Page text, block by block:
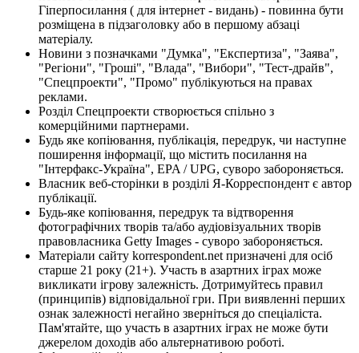
Гіперпосилання ( для інтернет - видань) - повинна бути
розміщена в підзаголовку або в першому абзаці
матеріалу.
Новини з позначками "Думка", "Експертиза", "Заява",
"Регіони", "Гроші", "Влада", "Вибори", "Тест-драйв",
"Спецпроекти", "Промо" публікуються на правах
реклами.
Розділ Спецпроекти створюється спільно з
комерційними партнерами.
Будь яке копіювання, публікація, передрук, чи наступне
поширення інформації, що містить посилання на
"Інтерфакс-Україна", EPA / UPG, суворо забороняється.
Власник веб-сторінки в розділі Я-Корреспондент є автор
публікації.
Будь-яке копіювання, передрук та відтворення
фотографічних творів та/або аудіовізуальних творів
правовласника Getty Images - суворо забороняється.
Матеріали сайту korrespondent.net призначені для осіб
старше 21 року (21+). Участь в азартних іграх може
викликати ігрову залежність. Дотримуйтесь правил
(принципів) відповідальної гри. При виявленні перших
ознак залежності негайно зверніться до спеціаліста.
Пам'ятайте, що участь в азартних іграх не може бути
джерелом доходів або альтернативою роботі.